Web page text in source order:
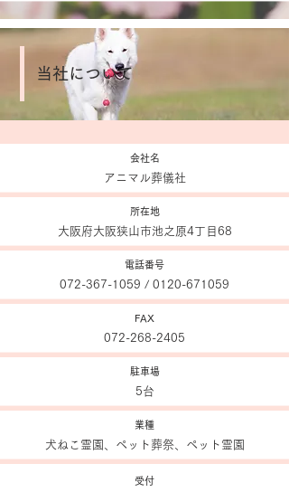
当社について
会社名
アニマル葬儀社
所在地
大阪府大阪狭山市池之原4丁目68
電話番号
072-367-1059 / 0120-671059
FAX
072-268-2405
​駐車場
5台
業種
犬ねこ霊園、ペット葬祭、ペット霊園
受付